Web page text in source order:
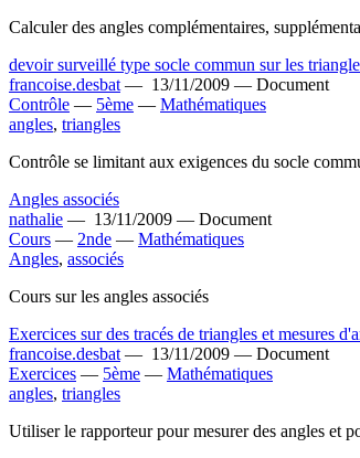
Calculer des angles complémentaires,
devoir surveillé type socle commun sur les
francoise.desbat — 13/11/2009 — Document
Contrôle — 5ème — Mathématiques
angles, triangles
Contrôle se limitant aux exigences du socle
Angles associés
nathalie — 13/11/2009 — Document
Cours — 2nde — Mathématiques
Angles, associés
Cours sur les angles associés
Exercices sur des tracés de triangles et mesures
francoise.desbat — 13/11/2009 — Document
Exercices — 5ème — Mathématiques
angles, triangles
Utiliser le rapporteur pour mesurer des angles et